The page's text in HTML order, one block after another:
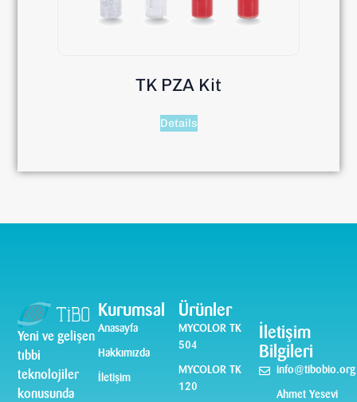
TK PZA Kit
Details
Yeni ve gelişen
tıbbi
teknolojiler
konusunda
Kurumsal
Anasayfa
Hakkımızda
İletişim
Ürünler
MYCOLOR TK
504
MYCOLOR TK
120
İletişim
Bilgileri
info@tibobio.org
Ahmet Yesevi